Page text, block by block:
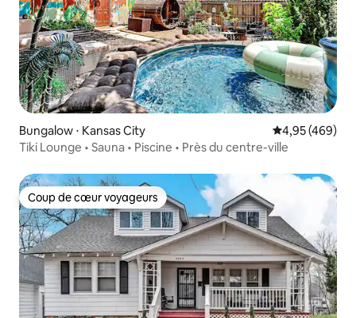
Bungalow ⋅ Kansas City Évaluation
4,95 (469)
Tiki Lounge • Sauna • Piscine • Près du centre-ville
Coup de cœur voyageurs
Coup de cœur voyageurs